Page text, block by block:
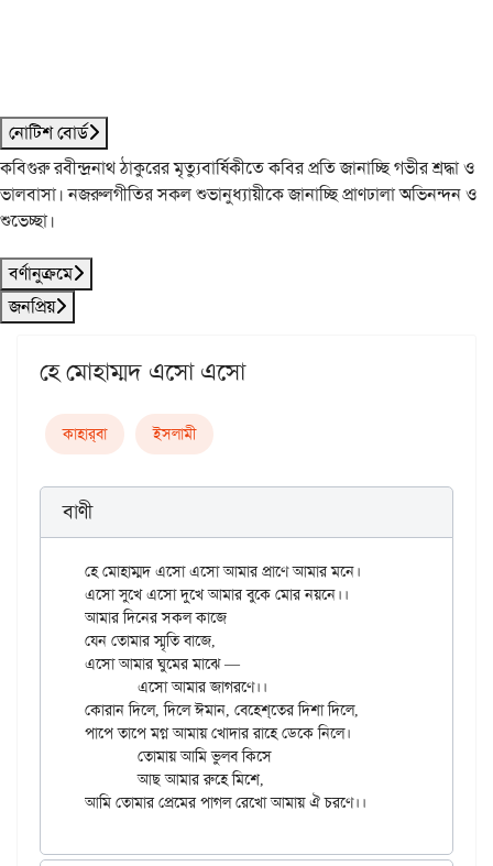
নোটিশ বোর্ড
কবিগুরু রবীন্দ্রনাথ ঠাকুরের মৃত্যুবার্ষিকীতে কবির প্রতি জানাচ্ছি গভীর শ্রদ্ধা ও
ভালবাসা। নজরুলগীতির সকল শুভানুধ্যায়ীকে জানাচ্ছি প্রাণঢালা অভিনন্দন ও
শুভেচ্ছা।
বর্ণানুক্রমে
জনপ্রিয়
হে মোহাম্মদ এসো এসো
কাহার্‌বা ইসলামী
বাণী
হে মোহাম্মদ এসো এসো আমার প্রাণে আমার মনে।
এসো সুখে এসো দুখে আমার বুকে মোর নয়নে।।
আমার দিনের সকল কাজে
যেন তোমার স্মৃতি বাজে,
এসো আমার ঘুমের মাঝে —
কোরান দিলে, দিলে ঈমান, বেহেশ্‌তের দিশা দিলে,
পাপে তাপে মগ্ন আমায় খোদার রাহে ডেকে নিলে।
	আছ আমার রুহে মিশে,